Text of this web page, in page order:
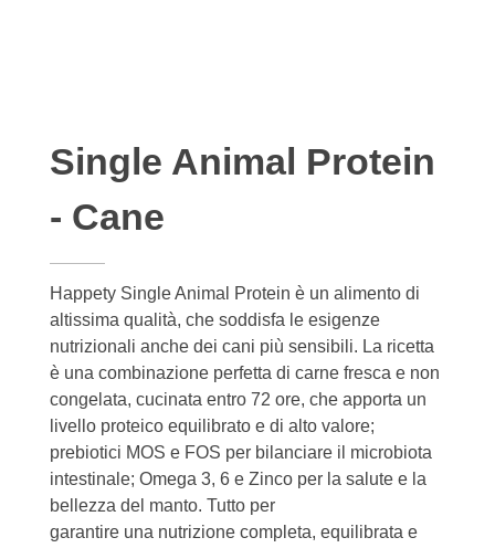
Single Animal Protein
- Cane
Happety Single Animal Protein è un alimento di
altissima qualità, che soddisfa le esigenze
nutrizionali anche dei cani più sensibili. La ricetta
è una combinazione perfetta di carne fresca e non
congelata, cucinata entro 72 ore, che apporta un
livello proteico equilibrato e di alto valore;
prebiotici MOS e FOS per bilanciare il microbiota
intestinale; Omega 3, 6 e Zinco per la salute e la
bellezza del manto. Tutto per
garantire una nutrizione completa, equilibrata e